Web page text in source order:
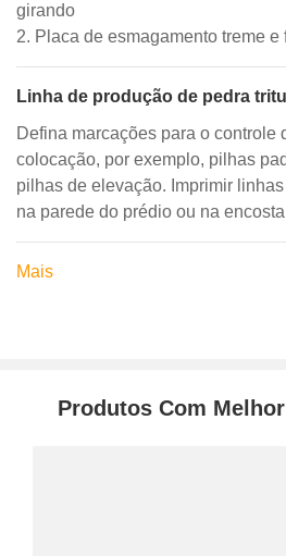
girando
2. Placa de esmagamento treme
Linha de produção de pedra
Defina marcações para o controle
colocação, por exemplo, pilhas
pilhas de elevação. Imprimir
na parede do prédio ou na
Mais
Produtos Com